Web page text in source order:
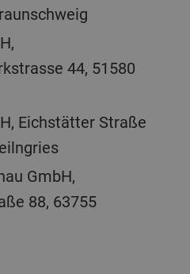
44, 51580
Eichstätter Straße
GmbH,
88, 63755